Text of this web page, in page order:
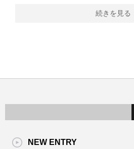
続きを見る
NEW ENTRY